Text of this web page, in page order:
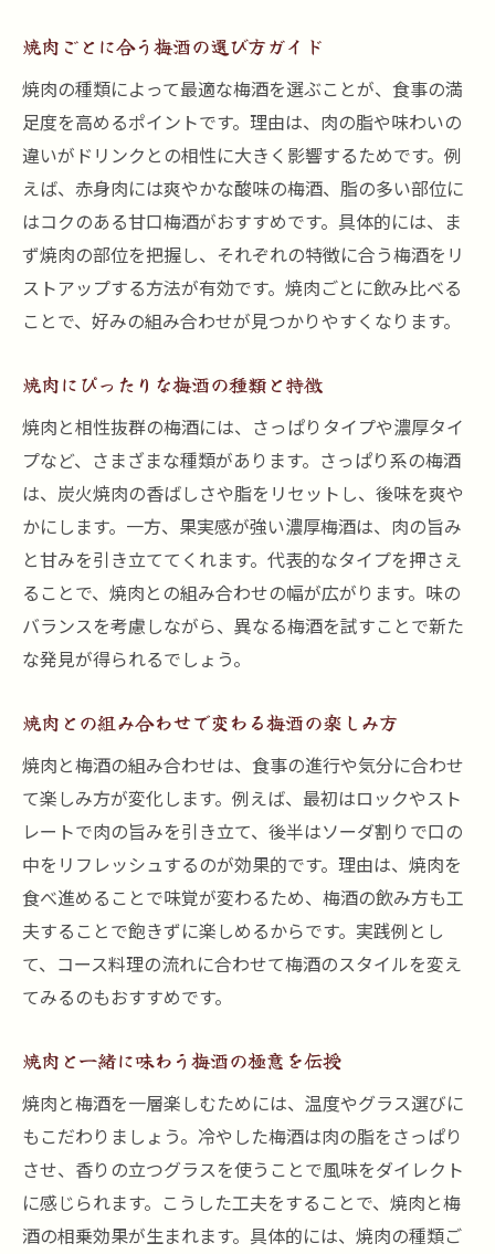
焼肉ごとに合う梅酒の選び方ガイド
焼肉の種類によって最適な梅酒を選ぶことが、食事の満
足度を高めるポイントです。理由は、肉の脂や味わいの
違いがドリンクとの相性に大きく影響するためです。例
えば、赤身肉には爽やかな酸味の梅酒、脂の多い部位に
はコクのある甘口梅酒がおすすめです。具体的には、ま
ず焼肉の部位を把握し、それぞれの特徴に合う梅酒をリ
ストアップする方法が有効です。焼肉ごとに飲み比べる
ことで、好みの組み合わせが見つかりやすくなります。
焼肉にぴったりな梅酒の種類と特徴
焼肉と相性抜群の梅酒には、さっぱりタイプや濃厚タイ
プなど、さまざまな種類があります。さっぱり系の梅酒
は、炭火焼肉の香ばしさや脂をリセットし、後味を爽や
かにします。一方、果実感が強い濃厚梅酒は、肉の旨み
と甘みを引き立ててくれます。代表的なタイプを押さえ
ることで、焼肉との組み合わせの幅が広がります。味の
バランスを考慮しながら、異なる梅酒を試すことで新た
な発見が得られるでしょう。
焼肉との組み合わせで変わる梅酒の楽しみ方
焼肉と梅酒の組み合わせは、食事の進行や気分に合わせ
て楽しみ方が変化します。例えば、最初はロックやスト
レートで肉の旨みを引き立て、後半はソーダ割りで口の
中をリフレッシュするのが効果的です。理由は、焼肉を
食べ進めることで味覚が変わるため、梅酒の飲み方も工
夫することで飽きずに楽しめるからです。実践例とし
て、コース料理の流れに合わせて梅酒のスタイルを変え
てみるのもおすすめです。
焼肉と一緒に味わう梅酒の極意を伝授
焼肉と梅酒を一層楽しむためには、温度やグラス選びに
もこだわりましょう。冷やした梅酒は肉の脂をさっぱり
させ、香りの立つグラスを使うことで風味をダイレクト
に感じられます。こうした工夫をすることで、焼肉と梅
酒の相乗効果が生まれます。具体的には、焼肉の種類ご